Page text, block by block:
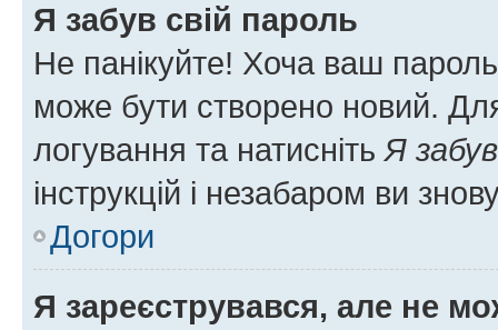
Я забув свій пароль
Не панікуйте! Хоча ваш
може бути створено новий.
логування та натисніть Я
інструкцій і незабаром ви
Догори
Я зареєструвався, але не